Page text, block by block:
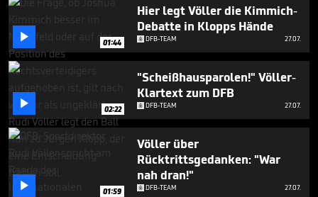
 01:44
Hier legt Völler die Kimmich-
Debatte in Klopps Hände
DFB-TEAM 27.07.
 02:22
"Scheißhausparolen!" Völler-
Klartext zum DFB
DFB-TEAM 27.07.
 01:59
Völler über
Rücktrittsgedanken: "War
nah dran!"
DFB-TEAM 27.07.